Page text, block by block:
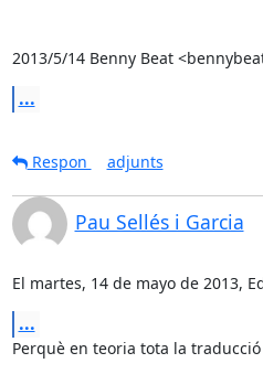
2013/5/14 Benny Beat
...
Respon
adjunts
Pau Sellés i Garcia
El martes, 14 de mayo de 2013,
...
Perquè en teoria tota la